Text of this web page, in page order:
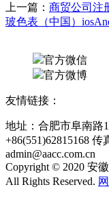
上一篇： 商贸公司注
玻色表（中国）
官方微信
官方微博
友情链接：
地址：合肥市阜南路
+86(551)62815168 传
admin@aacc.com.cn
Copyright © 2020 安
All Rights Reserved.